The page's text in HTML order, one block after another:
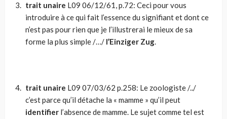
trait unaire L09 06/12/61, p.72: Ceci pour vous
introduire à ce qui fait l’essence du signifiant et dont ce
n’est pas pour rien que je l’illustrerai le mieux de sa
forme la plus simple /…/ l’Einziger Zug.
trait unaire L09 07/03/62 p.258: Le zoologiste /../
c’est parce qu’il détache la « mamme » qu’il peut
identifier l’absence de mamme. Le sujet comme tel est